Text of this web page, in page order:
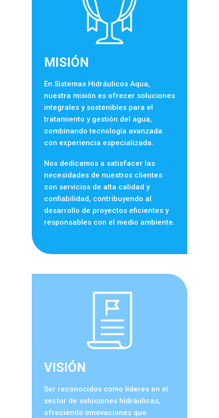
MISIÓN
En Sistemas Hidráulicos Aqua,
nuestra misión es ofrecer soluciones
integrales y sostenibles para el
tratamiento y gestión del agua,
combinando tecnología avanzada
con experiencia especializada.
Nos dedicamos a satisfacer las
necesidades de nuestros clientes
con servicios de alta calidad y
confiabilidad, contribuyendo al
desarrollo de proyectos eficientes y
responsables con el medio ambiente.
VISIÓN
Ser reconocidos como líderes en el
sector de soluciones hidráulicas,
ofreciendo innovaciones que